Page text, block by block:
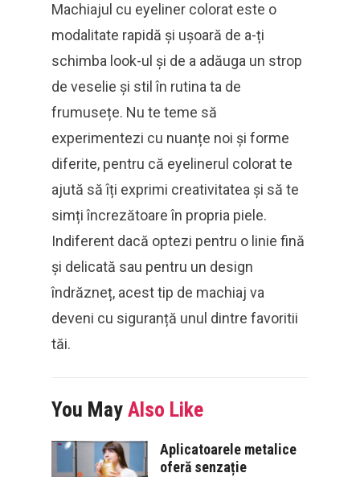
Machiajul cu eyeliner colorat este o
modalitate rapidă și ușoară de a-ți
schimba look-ul și de a adăuga un strop
de veselie și stil în rutina ta de
frumusețe. Nu te teme să
experimentezi cu nuanțe noi și forme
diferite, pentru că eyelinerul colorat te
ajută să îți exprimi creativitatea și să te
simți încrezătoare în propria piele.
Indiferent dacă optezi pentru o linie fină
și delicată sau pentru un design
îndrăzneț, acest tip de machiaj va
deveni cu siguranță unul dintre favoritii
tăi.
You May Also Like
Aplicatoarele metalice
oferă senzație